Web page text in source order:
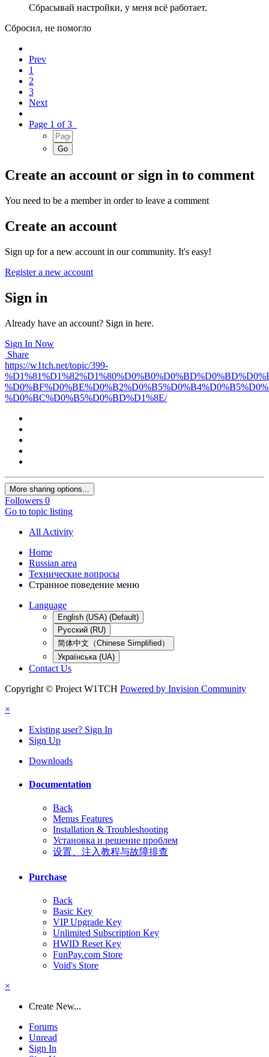
Сбрасывай настройки, у меня всё работает.
Сбросил, не помогло
Prev
1
2
3
Next
Page 1 of 3
Create an account or sign in to comment
You need to be a member in order to leave a comment
Create an account
Sign up for a new account in our community. It's easy!
Register a new account
Sign in
Already have an account? Sign in here.
Sign In Now
Share
https://w1tch.net/topic/399-
%D0%BC%D0%B5%D0%BD%D1%8E/
More sharing options...
Followers 0
Go to topic listing
All Activity
Home
Russian area
Технические вопросы
Странное поведение меню
Language
English (USA) (Default)
Русский (RU)
简体中文（Chinese Simplified）
Українська (UA)
Contact Us
Copyright © Project W1TCH Powered by Invision Community
×
Existing user? Sign In
Sign Up
Downloads
Documentation
Back
Menus Features
Installation & Troubleshooting
Установка и решение проблем
设置、注入教程与故障排查
Purchase
Back
Basic Key
VIP Upgrade Key
Unlimited Subscription Key
HWID Reset Key
FunPay.com Store
Void's Store
×
Create New...
Forums
Unread
Sign In